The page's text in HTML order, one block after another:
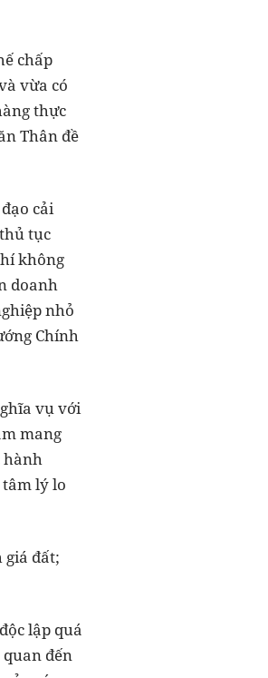
chấp
vừa có
thực
Thân đề
cải
tục
không
doanh
nhỏ
Chính
vụ với
mang
lý lo
giá đất;
lập quá
đến